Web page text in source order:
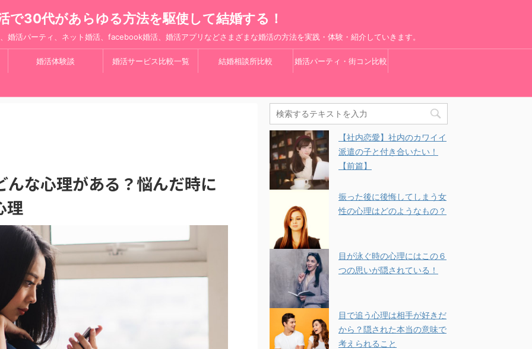
で30代があらゆる方法を駆使して結婚する！
婚活パーティ、ネット婚活、facebook婚活、婚活アプリなどさまざまな婚活の方法を実践・体験・紹介していきます。
婚活体験談 婚活サービス比較一覧 結婚相談所比較 婚活パーティ・街コン比較
な心理がある？悩んだ時に
理
【社内恋愛】社内のカワイイ
派遣の子と付き合いたい！
【前篇】
振った後に後悔してしまう女
性の心理はどのようなもの？
目が泳ぐ時の心理にはこの６
つの思いが隠されている！
目で追う心理は相手が好きだ
から？隠された本当の意味で
考えられること